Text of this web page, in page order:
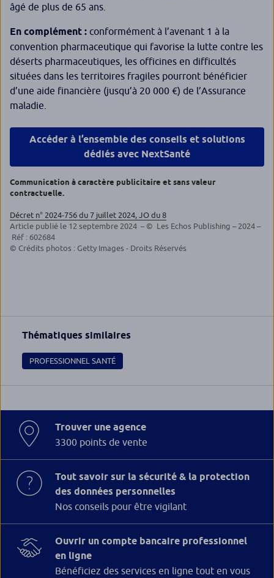
âgé de plus de 65 ans.
En complément : conformément à l’avenant 1 à la
convention pharmaceutique qui favorise la lutte contre les
déserts pharmaceutiques, les officines en difficultés
situées dans les territoires fragiles pourront bénéficier
d’une aide financière (jusqu’à 20 000 €) de l’Assurance
maladie.
Accéder à l’ensemble des conseils et solutions
dédiés avec NextSanté
Communication à caractère publicitaire et sans valeur
contractuelle.
Décret n° 2024-756 du 7 juillet 2024, JO du 8
Article publié le 12 septembre 2024 – © Les Echos Publishing – 2024 –
Réf : 602684
© Crédits photos : Getty Images - Droits Réservés
Thématiques similaires
PROFESSIONNEL SANTÉ
Trouver une agence
3300 points de vente
Tout savoir sur la sécurité & la protection
des données personnelles
Nos conseils pour être vigilant
Ouvrir un compte bancaire professionnel
en ligne
Bénéficiez des services en ligne tout en vous